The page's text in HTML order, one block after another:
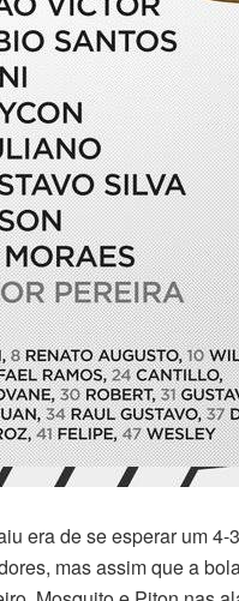
era de se esperar um
mas assim que a